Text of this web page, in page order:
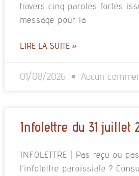
travers cinq paroles fortes
message pour la
LIRE LA SUITE »
01/08/2026 Aucun
Infolettre du 31 juillet
INFOLETTRE | Pas reçu ou
l’infolettre paroissiale ?